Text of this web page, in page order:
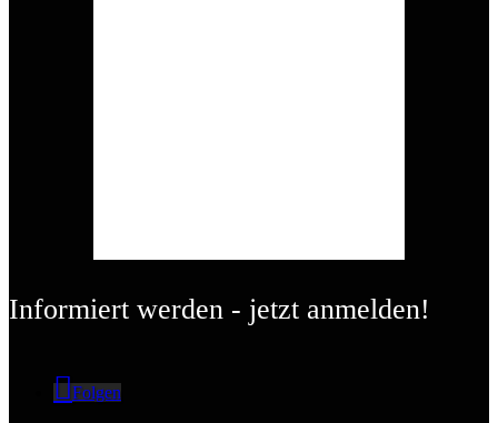
Informiert werden - jetzt anmelden!
Folgen